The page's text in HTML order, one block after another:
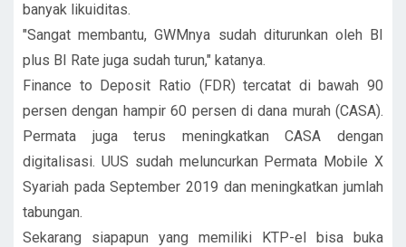
banyak likuiditas.
"Sangat membantu, GWMnya sudah diturunkan oleh BI
plus BI Rate juga sudah turun," katanya.
Finance to Deposit Ratio (FDR) tercatat di bawah 90
persen dengan hampir 60 persen di dana murah (CASA).
Permata juga terus meningkatkan CASA dengan
digitalisasi. UUS sudah meluncurkan Permata Mobile X
Syariah pada September 2019 dan meningkatkan jumlah
tabungan.
Sekarang siapapun yang memiliki KTP-el bisa buka